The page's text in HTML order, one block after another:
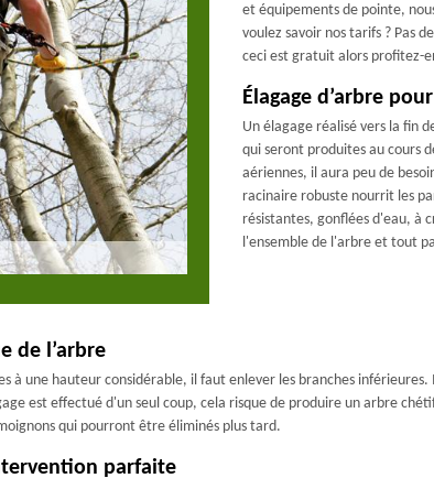
et équipements de pointe,
voulez savoir nos tarifs ? Pas
ceci est gratuit alors profitez-
Élagage d’arbre
Un élagage réalisé vers la fin
qui seront produites au cours
aériennes, il aura peu de
racinaire robuste nourrit les
résistantes, gonflées d'eau, à
l'ensemble de l'arbre et tout
de l’arbre
à une hauteur considérable, il faut enlever les branches
est effectué d'un seul coup, cela risque de produire un arbre
qui pourront être éliminés plus tard.
parfaite